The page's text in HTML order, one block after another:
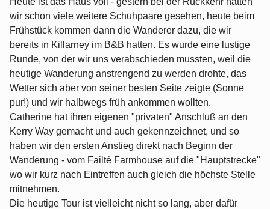
wir schon viele weitere Schuhpaare gesehen, heute beim
Frühstück kommen dann die Wanderer dazu, die wir
bereits in Killarney im B&B hatten. Es wurde eine lustige
Runde, von der wir uns verabschieden mussten, weil die
heutige Wanderung anstrengend zu werden drohte, das
Wetter sich aber von seiner besten Seite zeigte (Sonne
pur!) und wir halbwegs früh ankommen wollten.
Catherine hat ihren eigenen "privaten" Anschluß an den
Kerry Way gemacht und auch gekennzeichnet, und so
haben wir den ersten Anstieg direkt nach Beginn der
Wanderung - vom Failté Farmhouse auf die "Hauptstrecke"
wo wir kurz nach Eintreffen auch gleich die höchste Stelle
mitnehmen.
Die heutige Tour ist vielleicht nicht so lang, aber dafür